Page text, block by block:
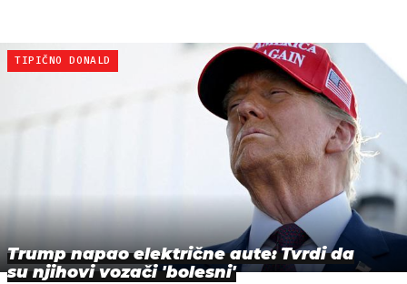
TIPIČNO DONALD
Trump napao električne aute: Tvrdi da
su njihovi vozači 'bolesni'